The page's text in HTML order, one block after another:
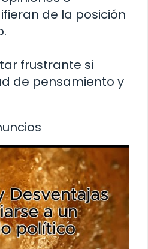
de la posición
frustrante si
de pensamiento y